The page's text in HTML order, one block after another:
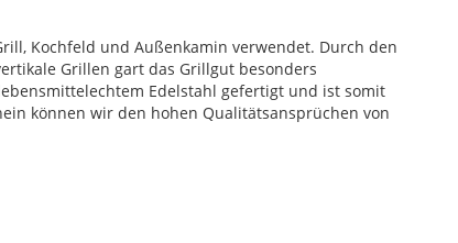
Kochfeld und Außenkamin verwendet. Durch den
Grillen gart das Grillgut besonders
Edelstahl gefertigt und ist somit
können wir den hohen Qualitätsansprüchen von